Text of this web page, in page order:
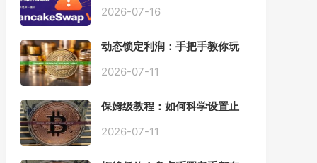
Pool 最容易翻车的不是手续
2026-07-16
动态锁定利润：手把手教你玩
2026-07-11
保姆级教程：如何科学设置止
2026-07-11